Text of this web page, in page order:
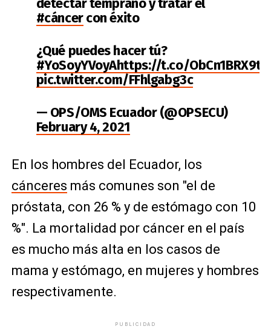
detectar temprano y tratar el
#cáncercon éxito
¿Qué puedes hacer tú?
#YoSoyYVoyAhttps://t.co/ObCn1BRX9t
pic.twitter.com/FFhlgabg3c
— OPS/OMS Ecuador (@OPSECU)
February 4, 2021
En los hombres del Ecuador, los
cánceres más comunes son "el de
próstata, con 26 % y de estómago con 10
%". La mortalidad por cáncer en el país
es mucho más alta en los casos de
mama y estómago, en mujeres y hombres
respectivamente.
PUBLICIDAD